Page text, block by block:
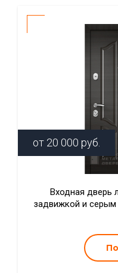
от 20 000 руб.
Входная дверь
задвижкой и серым